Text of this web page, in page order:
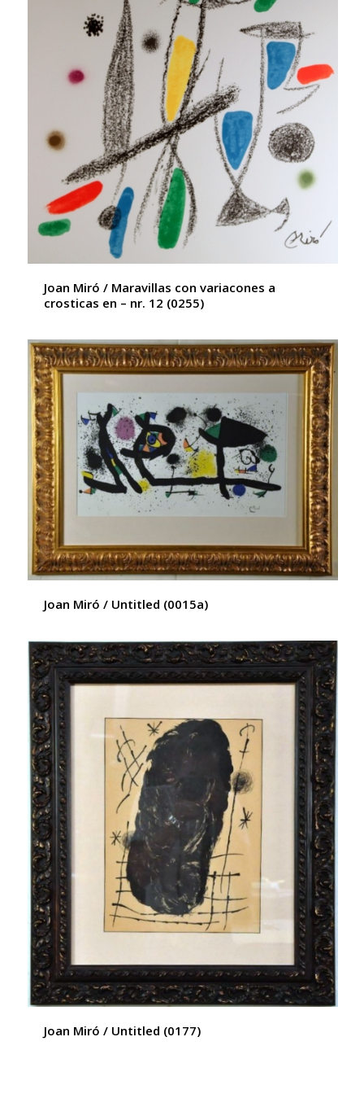
Joan Miró / Maravillas con variacones a
crosticas en – nr. 12 (0255)
Joan Miró / Untitled (0015a)
Joan Miró / Untitled (0177)